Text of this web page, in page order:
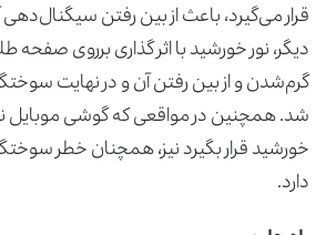
قرار می‌گیرد، باعث از بین رفتن
دیگر، نور خورشید با اثر گذاری برروی
گرم‌شدن و از بین رفتن آن و در نهایت
شد. همچنین در مواقعی که گوشی موبایل
خورشید قرار بگیرد نیز، همچنان خطر
دارد.